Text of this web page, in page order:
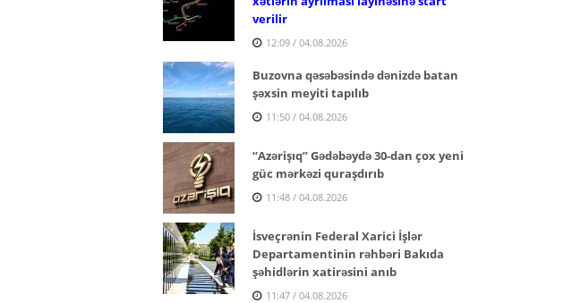
verilir
12:09 / 04.08.2026
Buzovna qəsəbəsində dənizdə batan
şəxsin meyiti tapılıb
11:50 / 04.08.2026
“Azərişıq” Gədəbəydə 30-dan çox yeni
güc mərkəzi quraşdırıb
11:48 / 04.08.2026
İsveçrənin Federal Xarici İşlər
Departamentinin rəhbəri Bakıda
şəhidlərin xatirəsini anıb
11:47 / 04.08.2026